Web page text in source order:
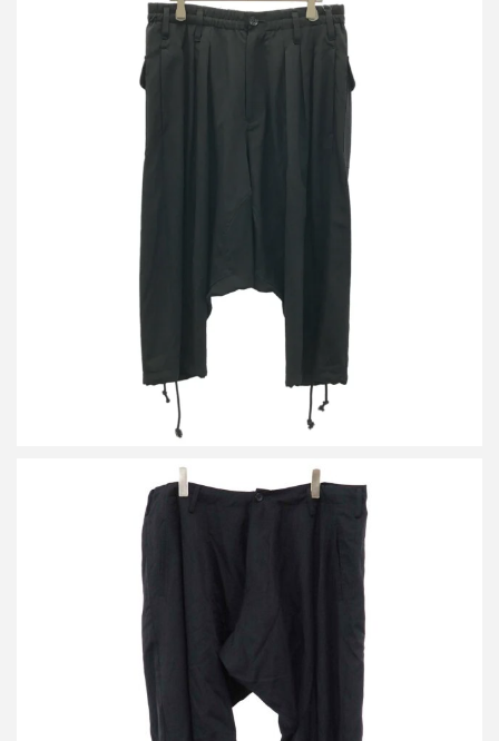
ヨウジヤマモト ファム 21AW ウールギャバジンサルエルパンツ
ヨウジヤマモト プールオム 23AW ウールギャバジンドレープパン
買取金額32,000円
詳しく見る